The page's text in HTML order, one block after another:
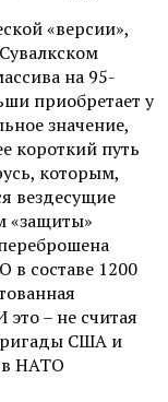
«версии»,
на 95-
приобретает у
значение,
короткий путь
которым,
вездесущие
«защиты»
в составе 1200
– не считая
США и
в НАТО